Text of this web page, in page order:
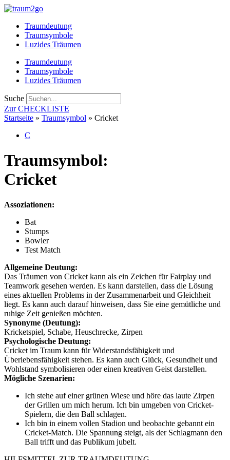
Zum
springenTraumdeutung
Traumsymbole
Luzides Träumen
Traumdeutung
Traumsymbole
Luzides Träumen
Suche
Zur CHECKLISTE
Startseite » Traumsymbol » Cricket
C
Traumsymbol:
Cricket
Assoziationen:
Bat
Stumps
Bowler
Test Match
Allgemeine Deutung:
Das Träumen von Cricket kann als ein Zeichen für Fairplay und
Teamwork gesehen werden. Es kann darstellen, dass die Lösung
eines aktuellen Problems in der Zusammenarbeit und Gleichheit
liegt. Es kann auch darauf hinweisen, dass Sie eine gemütliche und
ruhige Zeit genießen möchten.
Synonyme (Deutung):
Kricketspiel, Schabe, Heuschrecke, Zirpen
Psychologische Deutung:
Cricket im Traum kann für Widerstandsfähigkeit und
Überlebensfähigkeit stehen. Es kann auch Glück, Gesundheit und
Wohlstand symbolisieren oder einen kreativen Geist darstellen.
Mögliche Szenarien:
Ich stehe auf einer grünen Wiese und höre das laute Zirpen
der Grillen um mich herum. Ich bin umgeben von Cricket-
Spielern, die den Ball schlagen.
Ich bin in einem vollen Stadion und beobachte gebannt ein
Cricket-Match. Die Spannung steigt, als der Schlagmann den
Ball trifft und das Publikum jubelt.